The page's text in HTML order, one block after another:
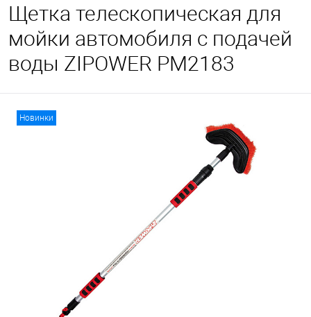
Щетка телескопическая для
мойки автомобиля с подачей
воды ZIPOWER PM2183
Новинки